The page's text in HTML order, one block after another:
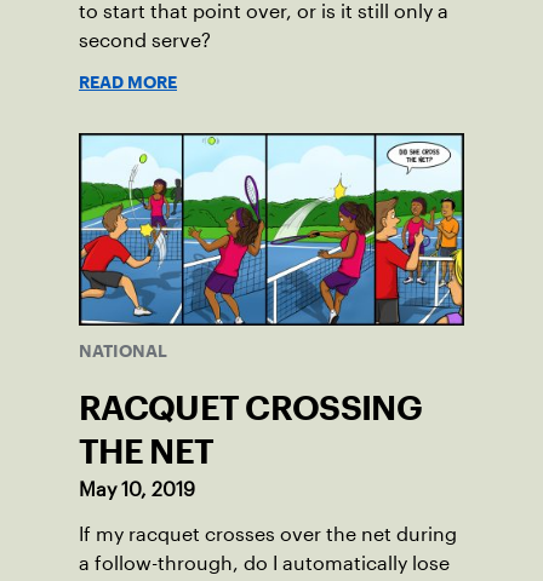
to start that point over, or is it still only a
second serve?
READ MORE
NATIONAL
RACQUET CROSSING
THE NET
May 10, 2019
If my racquet crosses over the net during
a follow-through, do I automatically lose